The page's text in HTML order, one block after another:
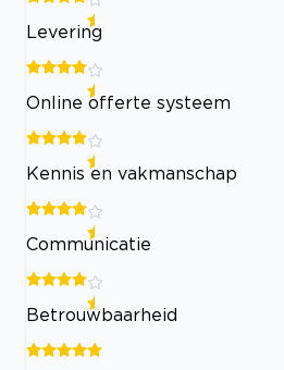
Levering
Online offerte systeem
Kennis en vakmanschap
Communicatie
Betrouwbaarheid